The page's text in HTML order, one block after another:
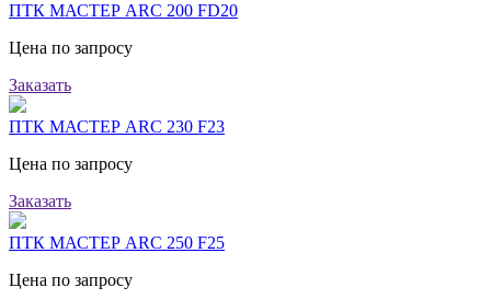
ПТК МАСТЕР ARC 200 FD20
Цена по запросу
Заказать
ПТК МАСТЕР ARC 230 F23
Цена по запросу
Заказать
ПТК МАСТЕР ARC 250 F25
Цена по запросу